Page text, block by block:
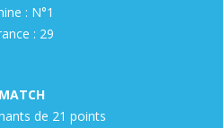
: N°1
: 29
MATCH
de 21 points